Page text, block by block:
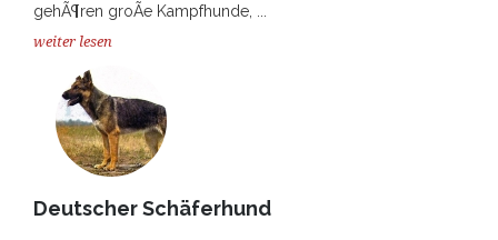
gehÃ¶ren groÃe Kampfhunde, ...
weiter lesen
Deutscher Schäferhund